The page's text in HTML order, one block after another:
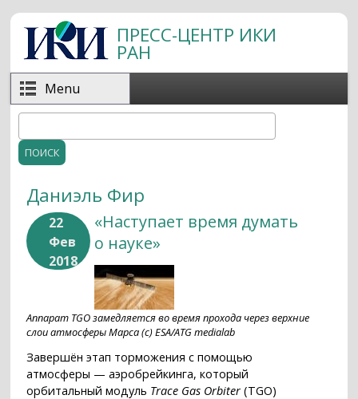
Перейти к основному содержанию
ПРЕСС-ЦЕНТР ИКИ
РАН
Menu
Форма поиска
Даниэль Фир
22
Фев
2018
«Наступает время думать
о науке»
Аппарат TGO замедляется во время прохода через верхние
слои атмосферы Марса (с) ESA/ATG medialab
Завершён этап торможения с помощью
атмосферы — аэробрейкинга, который
орбитальный модуль Trace Gas Orbiter (TGO)